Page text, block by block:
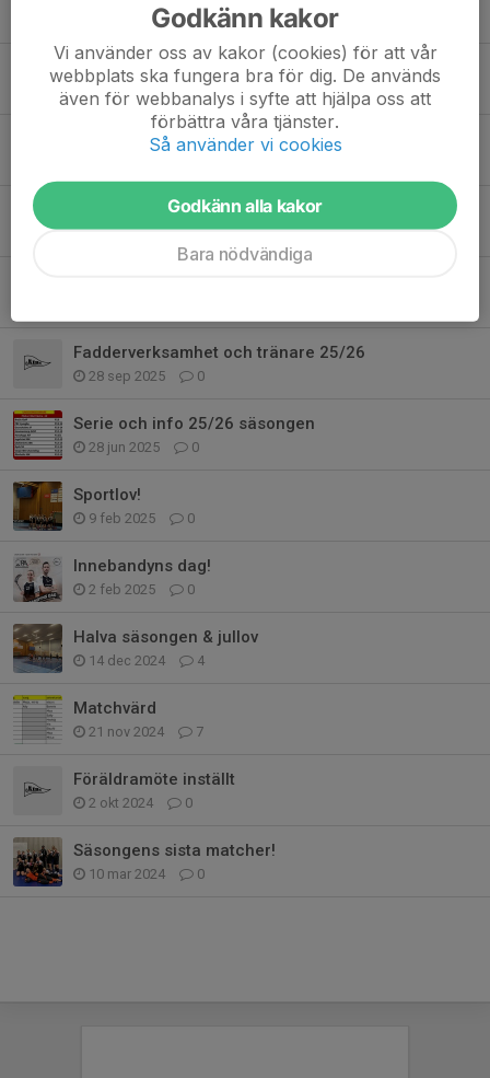
18 jan, 18:50 0
Newbody & lottförsäljning
19 okt 2025
Schema matchvärdar
Cup i Ljungby
4 okt 2025 1
Fadderverksamhet och tränare 25/26
28 sep 2025 0
Serie och info 25/26 säsongen
28 jun 2025 0
Sportlov!
9 feb 2025 0
Innebandyns dag!
2 feb 2025 0
Halva säsongen & jullov
14 dec 2024 4
Matchvärd
21 nov 2024 7
Föräldramöte inställt
2 okt 2024 0
Säsongens sista matcher!
10 mar 2024 0
Godkänn kakor
Vi använder oss av kakor (cookies) för att vår
webbplats ska fungera bra för dig. De används
även för webbanalys i syfte att hjälpa oss att
förbättra våra tjänster.
Så använder vi cookies
Godkänn alla kakor
Bara nödvändiga